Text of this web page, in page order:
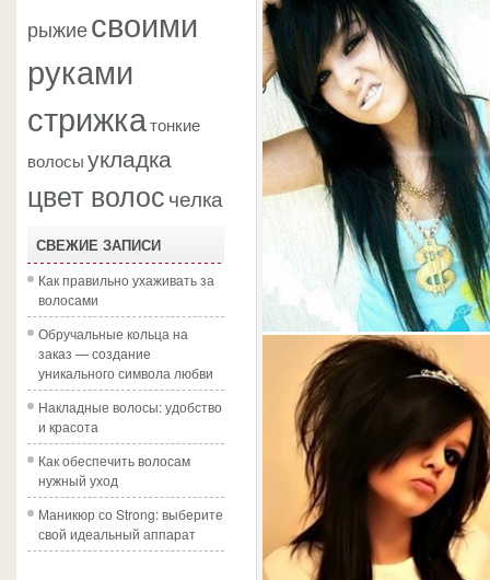
рыжиесвоими
руками
стрижкатонкие
волосыукладка
цвет волосчелка
СВЕЖИЕ ЗАПИСИ
Как правильно ухаживать за
волосами
Обручальные кольца на
заказ — создание
уникального символа любви
Накладные волосы: удобство
и красота
Как обеспечить волосам
нужный уход
Маникюр со Strong: выберите
свой идеальный аппарат